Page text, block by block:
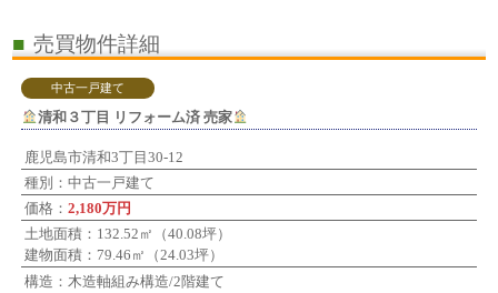
■ 売買物件詳細
中古一戸建て
清和３丁目 リフォーム済 売家
鹿児島市清和3丁目30-12
種別：中古一戸建て
価格：2,180万円
土地面積：132.52㎡（40.08坪）
建物面積：79.46㎡（24.03坪）
構造：木造軸組み構造/2階建て